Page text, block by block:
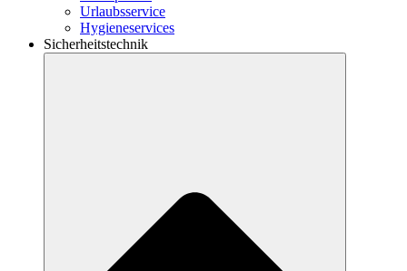
Urlaubsservice
Hygieneservices
Sicherheitstechnik